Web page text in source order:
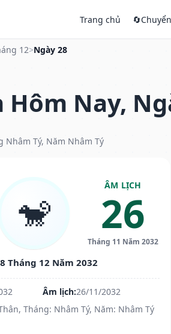
Trang chủ 🔄
12>Ngày 28
Hôm Nay,
Nhâm Tý, Năm Nhâm Tý
🐒
ÂM LỊCH
26
Tháng 11 Năm 2032
Tháng 12 Năm 2032
Âm lịch:26/11/2032
Tháng: Nhâm Tý, Năm: Nhâm Tý